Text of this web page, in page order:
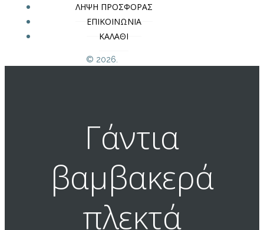
ΛΗΨΗ ΠΡΟΣΦΟΡΑΣ
ΕΠΙΚΟΙΝΩΝΙΑ
ΚΑΛΑΘΙ
© 2026.
Γάντια
βαμβακερά
πλεκτά